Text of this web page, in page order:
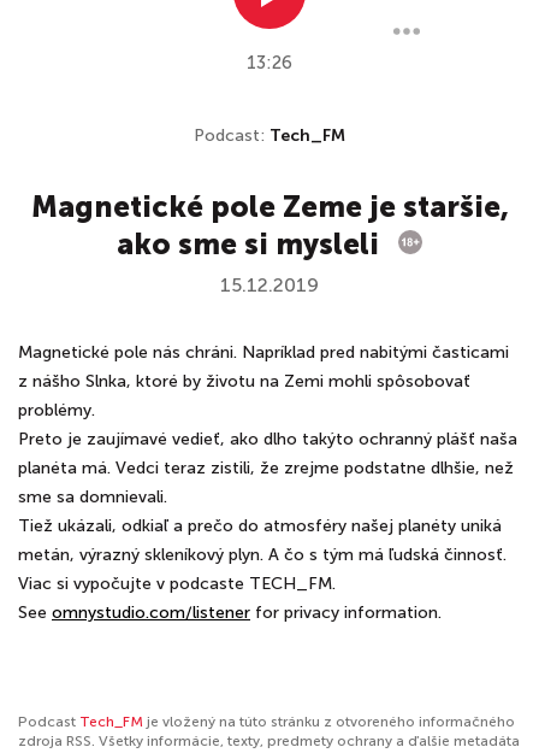
13:26
Podcast: Tech_FM
Magnetické pole Zeme je staršie,
ako sme si mysleli
15.12.2019
Magnetické pole nás chráni. Napríklad pred nabitými časticami
z nášho Slnka, ktoré by životu na Zemi mohli spôsobovať
problémy.
Preto je zaujímavé vedieť, ako dlho takýto ochranný plášť naša
planéta má. Vedci teraz zistili, že zrejme podstatne dlhšie, než
sme sa domnievali.
Tiež ukázali, odkiaľ a prečo do atmosféry našej planéty uniká
metán, výrazný skleníkový plyn. A čo s tým má ľudská činnosť.
Viac si vypočujte v podcaste TECH_FM.
See omnystudio.com/listener for privacy information.
Podcast Tech_FM je vložený na túto stránku z otvoreného informačného
zdroja RSS. Všetky informácie, texty, predmety ochrany a ďalšie metadáta